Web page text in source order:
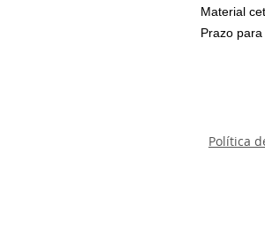
Material
Prazo
Política